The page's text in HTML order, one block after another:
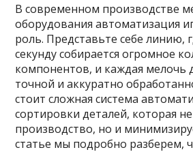
В современном производстве
оборудования автоматизация
роль. Представьте себе линию,
секунду собирается огромное
компонентов, и каждая мелочь
точной и аккуратно
стоит сложная система
сортировки деталей, которая
производство, но и
статье мы подробно разберем,